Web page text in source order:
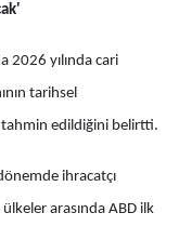
2026 yılında cari
tarihsel
tahmin edildiğini belirtti.
ihracatçı
arasında ABD ilk